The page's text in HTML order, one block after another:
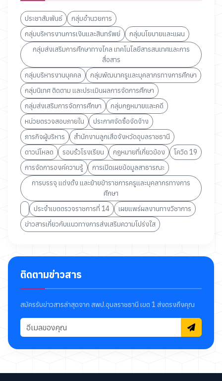
ประชาสัมพันธ์
กลุ่มอำนวยการ
กลุ่มบริหารงานการเงินและสินทรัพย์
กลุ่มนโยบายและแผน
กลุ่มส่งเสริมการศึกษาทางไกล เทคโนโลยีสารสนเทศและการ
สื่อสาร
กลุ่มบริหารงานบุคคล
กลุ่มพัฒนาครูและบุคลากรทางการศึกษา
กลุ่มนิเทศ ติดตาม และประเมินผลการจัดการศึกษา
กลุ่มส่งเสริมการจัดการศึกษา
กลุ่มกฏหมายและคดี
หน่วยตรวจสอบภายใน
ประกาศจัดซื้อจัดจ้าง
ภารกิจผู้บริหาร
สำนักงานลูกเสือจังหวัดอุบลราชธานี
ดาวน์โหลด
รอบรั้วโรงเรียน กฎหมายที่เกี่ยวข้อง
โควิด 19
การจัดการองค์ความรู้
การเปิดเผยข้อมูลสาธารณะ
การบรรจุ แต่งตั้ง และย้ายข้าราชการครูและบุคลากรทางการ
ศึกษา
ประจำเขตตรวจราชการที่ 14
เผยแพร่ผลงานทางวิชาการ
ข่าวสารเกี่ยวกับแนวทางการส่งเสริมความโปร่งใส
ติดตามข่าวสาร
สมัครรับข่าวสารล่าสุดจาก สพป.อุบลราชธานี เขต 1 ส่งตรงถึงคุณ